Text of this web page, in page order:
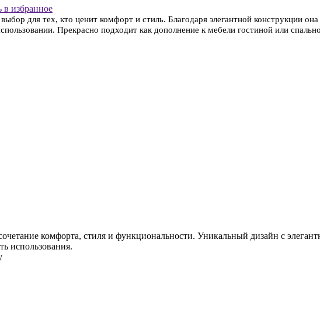
в избранное
для тех, кто ценит комфорт и стиль. Благодаря элегантной конструкции
Прекрасно подходит как дополнение к мебели гостиной или
комфорта, стиля и функциональности. Уникальный дизайн с
использования.